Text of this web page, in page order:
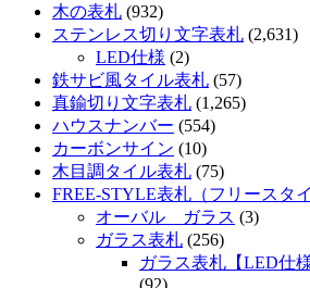
木の表札 (932)
ステンレス切り文字表札 (2,631)
LED仕様 (2)
鉄サビ風タイル表札 (57)
真鍮切り文字表札 (1,265)
ハウスナンバー (554)
カーボンサイン (10)
木目調タイル表札 (75)
FREE-STYLE表札（フリースタ
オーバル ガラス (3)
ガラス表札 (256)
ガラス表札【LED仕